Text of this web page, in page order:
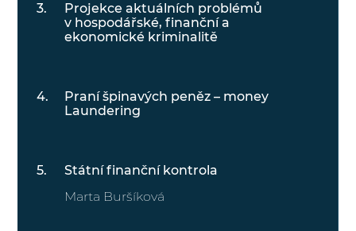
Projekce aktuálních problémů
v hospodářské, finanční a
ekonomické kriminalitě
Praní špinavých peněz – money
Laundering
Státní finanční kontrola
Marta Buršíková